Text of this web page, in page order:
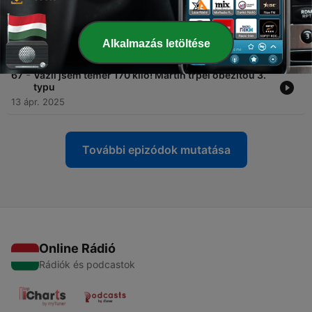
68 - Nejzákeřnější gynekologická diagnóza v 21
letech? Pro lékaře šok, pro mladou Betty realita
07 jún. 2026
67 - Vážil jsem téměř 170 kilo! Martin trpěl obezitou 3.
typu
13 ápr. 2025
További epizódok mutatása
Online Rádió
Rádiók és podcastok
Alkalmazás letöltése